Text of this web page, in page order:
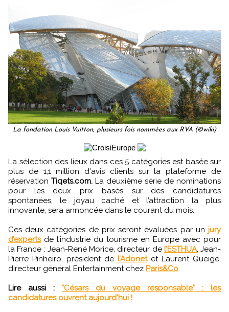
La fondation Louis Vuitton, plusieurs fois nommées aux RVA (©wiki)
La sélection des lieux dans ces 5 catégories est basée sur
plus de 1,1 million d'avis clients sur la plateforme de
réservation Tiqets.com. La deuxième série de nominations
pour les deux prix basés sur des candidatures
spontanées, le joyau caché et l’attraction la plus
innovante, sera annoncée dans le courant du mois.
Ces deux catégories de prix seront évaluées par un jury
d’expertsde l’industrie du tourisme en Europe avec pour
la France : Jean-René Morice, directeur de l’ESTHUA, Jean-
Pierre Pinheiro, président de l’Adonetet Laurent Queige,
directeur général Entertainment chez Paris&Co.
Lire aussi :
"Césars du voyage responsable" : les
candidatures ouvrent aujourd'hui !